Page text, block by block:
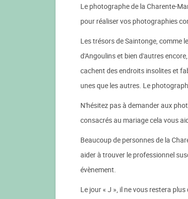
Le photographe de la Charente-
pour réaliser vos photographies
Les trésors de Saintonge, comme
d'Angoulins et bien d'autres
cachent des endroits insolites et
unes que les autres. Le
N'hésitez pas à demander aux
consacrés au mariage cela vous
Beaucoup de personnes de la
aider à trouver le professionnel
évènement.
Le jour « J », il ne vous restera